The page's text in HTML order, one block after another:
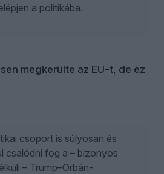
a politikába.
megkerülte az EU-t, de ez
csoport is súlyosan és
csalódni fog a – bizonyos
– Trump–Orbán-